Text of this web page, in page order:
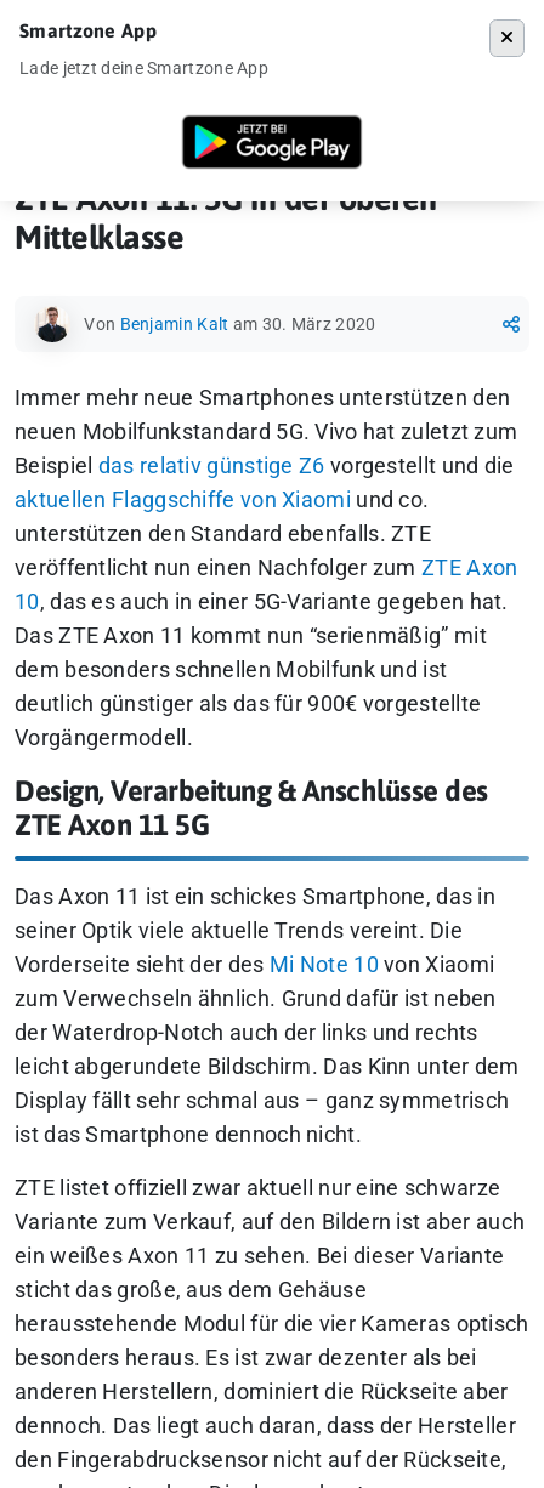
Ankündigung ZTE Axon 11: 5G in der oberen Mittelklasse
ZTE Axon 11: 5G in der oberen
Mittelklasse
Von Benjamin Kalt am 30. März 2020
Immer mehr neue Smartphones unterstützen den
neuen Mobilfunkstandard 5G. Vivo hat zuletzt zum
Beispiel das relativ günstige Z6 vorgestellt und die
aktuellen Flaggschiffe von Xiaomi und co.
unterstützen den Standard ebenfalls. ZTE
veröffentlicht nun einen Nachfolger zum ZTE Axon
10, das es auch in einer 5G-Variante gegeben hat.
Das ZTE Axon 11 kommt nun “serienmäßig” mit
dem besonders schnellen Mobilfunk und ist
deutlich günstiger als das für 900€ vorgestellte
Vorgängermodell.
Design, Verarbeitung & Anschlüsse des
ZTE Axon 11 5G
Das Axon 11 ist ein schickes Smartphone, das in
seiner Optik viele aktuelle Trends vereint. Die
Vorderseite sieht der des Mi Note 10von Xiaomi
zum Verwechseln ähnlich. Grund dafür ist neben
der Waterdrop-Notch auch der links und rechts
leicht abgerundete Bildschirm. Das Kinn unter dem
Display fällt sehr schmal aus – ganz symmetrisch
ist das Smartphone dennoch nicht.
ZTE listet offiziell zwar aktuell nur eine schwarze
Variante zum Verkauf, auf den Bildern ist aber auch
ein weißes Axon 11 zu sehen. Bei dieser Variante
sticht das große, aus dem Gehäuse
herausstehende Modul für die vier Kameras optisch
besonders heraus. Es ist zwar dezenter als bei
anderen Herstellern, dominiert die Rückseite aber
dennoch. Das liegt auch daran, dass der Hersteller
den Fingerabdrucksensor nicht auf der Rückseite,
Smartzone App
Lade jetzt deine Smartzone App